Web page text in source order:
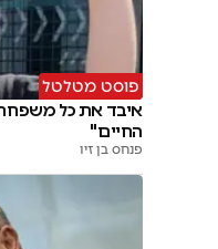
פוסט מטלטל
איבד את כל
החיים"
פנחס בן זיו